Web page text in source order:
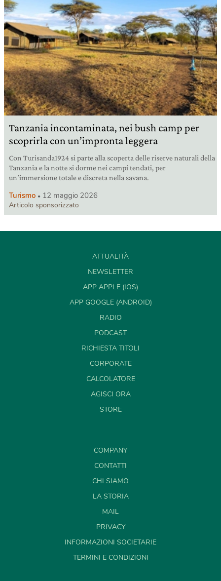
Tanzania incontaminata, nei bush camp per
scoprirla con un’impronta leggera
Con Turisanda1924 si parte alla scoperta delle riserve naturali della
Tanzania e la notte si dorme nei campi tendati, per
un’immersione totale e discreta nella savana.
Turismo 12 maggio 2026
Articolo sponsorizzato
ATTUALITÀ
NEWSLETTER
APP APPLE (IOS)
APP GOOGLE (ANDROID)
RADIO
PODCAST
RICHIESTA TITOLI
CORPORATE
CALCOLATORE
AGISCI ORA
STORE
COMPANY
CONTATTI
CHI SIAMO
LA STORIA
MAIL
PRIVACY
INFORMAZIONI SOCIETARIE
TERMINI E CONDIZIONI